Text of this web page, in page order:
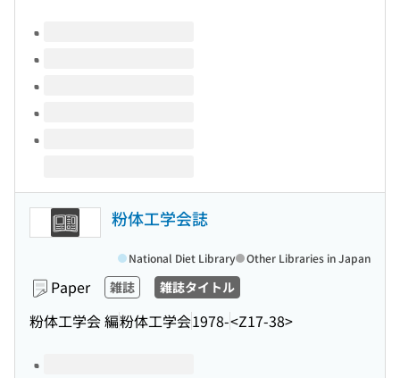
Volumes of this title
粉体工学会誌
Paper 雑誌 雑誌タイトル
粉体工学会 編粉体工学会1978-<Z17-38>
National Diet Library Other Libraries in Japan
Volumes of this title